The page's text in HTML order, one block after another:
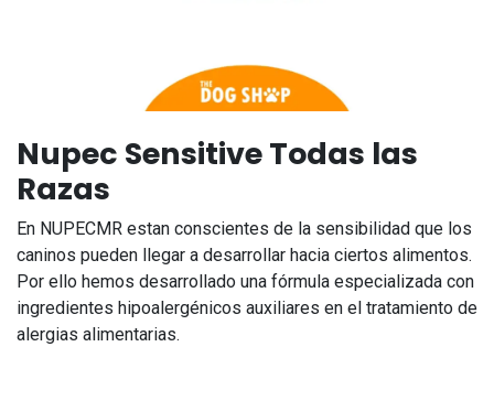
Nupec Sensitive Todas las
Razas
En NUPECMR estan conscientes de la sensibilidad que los
caninos pueden llegar a desarrollar hacia ciertos alimentos.
Por ello hemos desarrollado una fórmula especializada con
ingredientes hipoalergénicos auxiliares en el tratamiento de
alergias alimentarias.